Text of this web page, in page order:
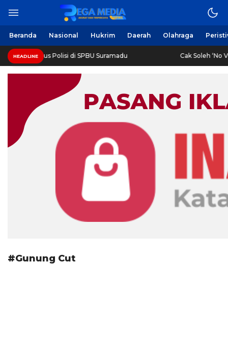
Regamedianews.com
Berita Harian Online
Beranda Nasional Hukrim Daerah Olahraga
HEADLINE
Diringkus Polisi di SPBU Suramadu Cak Soleh ‘No
#Gunung Cut